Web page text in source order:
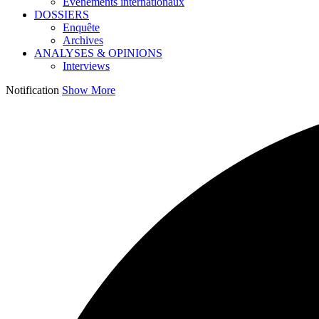
DOSSIERS
Enquête
Archives
ANALYSES & OPINIONS
Interviews
Notification Show More